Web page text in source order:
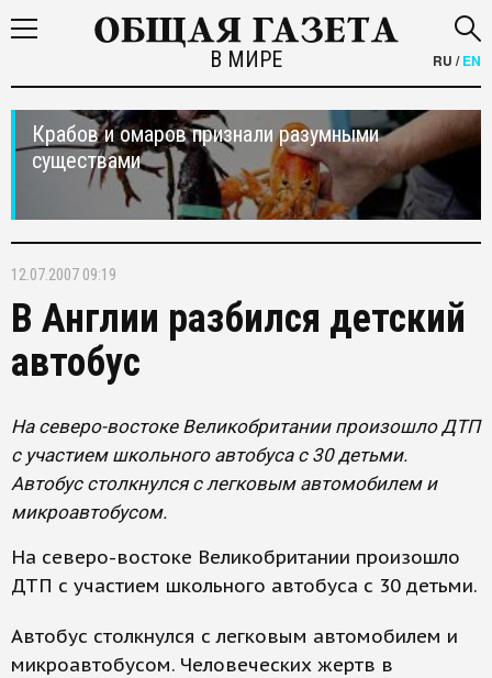
В МИРЕ RU /EN
Крабов и омаров признали разумными
существами
12.07.2007 09:19
В Англии разбился детский
автобус
На северо-востоке Великобритании произошло ДТП
с участием школьного автобуса с 30 детьми.
Автобус столкнулся с легковым автомобилем и
микроавтобусом.
На северо-востоке Великобритании произошло
ДТП с участием школьного автобуса с 30 детьми.
Автобус столкнулся с легковым автомобилем и
микроавтобусом. Человеческих жертв в